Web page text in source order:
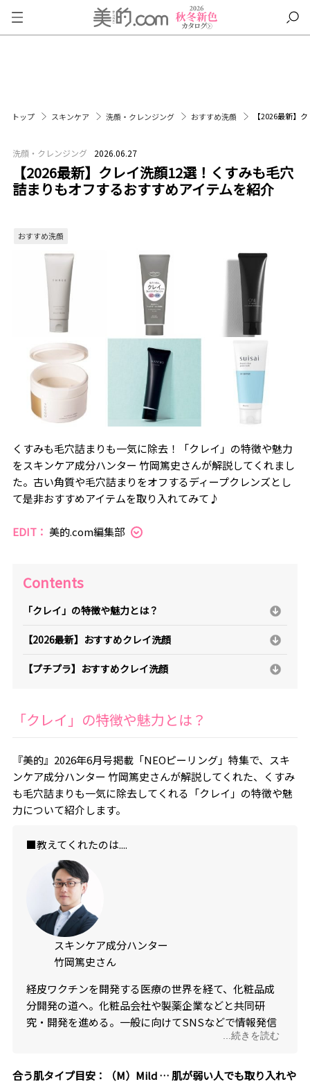
トップ スキンケア 洗顔・クレンジング おすすめ洗顔 【2026最新】
洗顔・クレンジング 2026.06.27
【2026最新】クレイ洗顔12選！くすみも毛穴
詰まりもオフするおすすめアイテムを紹介
おすすめ洗顔
くすみも毛穴詰まりも一気に除去！「クレイ」の特徴や魅力
をスキンケア成分ハンター 竹岡篤史さんが解説してくれまし
た。古い角質や毛穴詰まりをオフするディープクレンズとし
て是非おすすめアイテムを取り入れてみて♪
EDIT： 美的.com編集部
Contents
「クレイ」の特徴や魅力とは？
【2026最新】おすすめクレイ洗顔
【プチプラ】おすすめクレイ洗顔
「クレイ」の特徴や魅力とは？
『美的』2026年6月号掲載「NEOピーリング」特集で、スキ
ンケア成分ハンター 竹岡篤史さんが解説してくれた、くすみ
も毛穴詰まりも一気に除去してくれる「クレイ」の特徴や魅
力について紹介します。
■教えてくれたのは....
スキンケア成分ハンター
竹岡篤史さん
経皮ワクチンを開発する医療の世界を経て、化粧品成
分開発の道へ。化粧品会社や製薬企業などと共同研
究・開発を進める。一般に向けてSNSなどで情報発信
...続きを読む
合う肌タイプ目安：（M）Mild … 肌が弱い人でも取り入れや